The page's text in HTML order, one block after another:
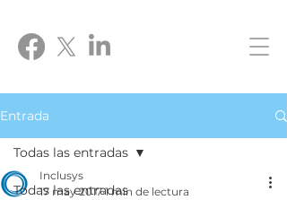
Entrada
Todas las entradas
Todas las entradas
Inclusys
17 may 2017 1 min de lectura